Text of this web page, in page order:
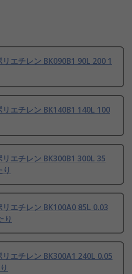
リエチレン BK090B1 90L 200 1
リエチレン BK140B1 140L 100
リエチレン BK300B1 300L 35
リエチレン BK100A0 85L 0.03
り
リエチレン BK300A1 240L 0.05